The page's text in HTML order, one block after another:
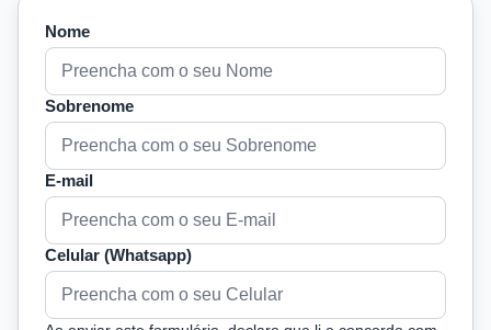
Nome
Sobrenome
E-mail
Celular (Whatsapp)